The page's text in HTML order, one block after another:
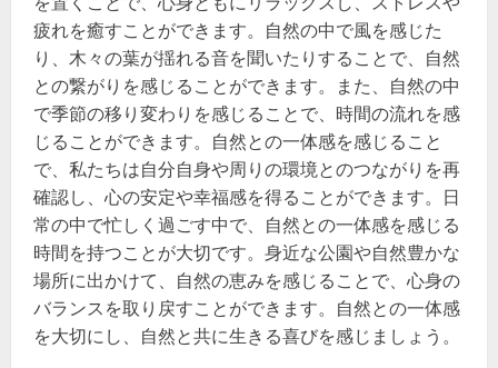
疲れを癒すことができます。自然の中で風を感じた
り、木々の葉が揺れる音を聞いたりすることで、自然
との繋がりを感じることができます。また、自然の中
で季節の移り変わりを感じることで、時間の流れを感
じることができます。自然との一体感を感じること
で、私たちは自分自身や周りの環境とのつながりを再
確認し、心の安定や幸福感を得ることができます。日
常の中で忙しく過ごす中で、自然との一体感を感じる
時間を持つことが大切です。身近な公園や自然豊かな
場所に出かけて、自然の恵みを感じることで、心身の
バランスを取り戻すことができます。自然との一体感
を大切にし、自然と共に生きる喜びを感じましょう。